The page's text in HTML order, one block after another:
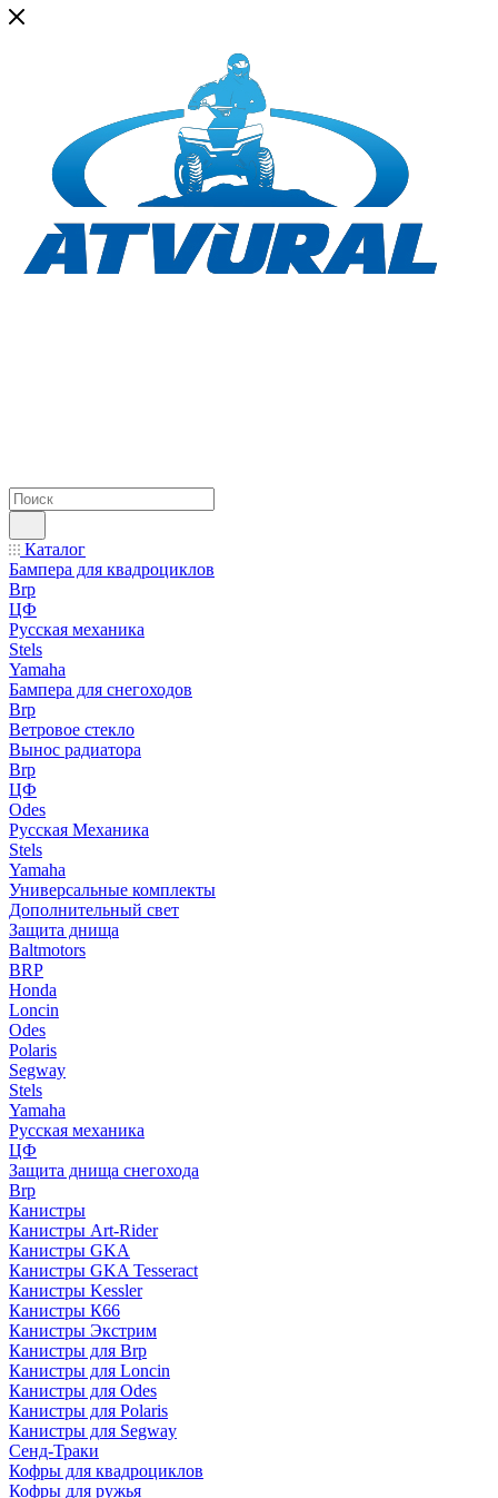
Каталог
Бампера для квадроциклов
Brp
ЦФ
Русская механика
Stels
Yamaha
Бампера для снегоходов
Brp
Ветровое стекло
Вынос радиатора
Brp
ЦФ
Odes
Русская Механика
Stels
Yamaha
Универсальные комплекты
Дополнительный свет
Защита днища
Baltmotors
BRP
Honda
Loncin
Odes
Polaris
Segway
Stels
Yamaha
Русская механика
ЦФ
Защита днища снегохода
Brp
Канистры
Канистры Art-Rider
Канистры GKA
Канистры GKA Tesseract
Канистры Kessler
Канистры К66
Канистры Экстрим
Канистры для Brp
Канистры для Loncin
Канистры для Odes
Канистры для Polaris
Канистры для Segway
Сенд-Траки
Кофры для квадроциклов
Кофры для ружья